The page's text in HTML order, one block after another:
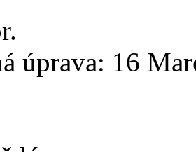
úprava: 16